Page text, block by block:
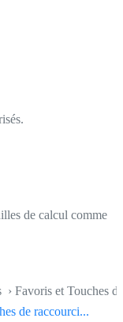
de calcul comme
Favoris et Touches de
de raccourci...